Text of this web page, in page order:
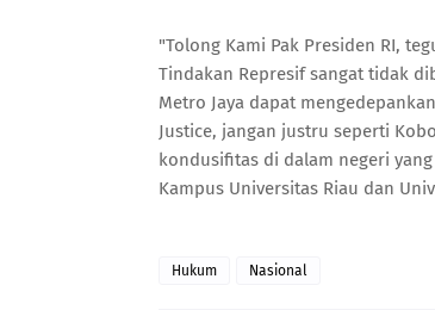
"Tolong Kami Pak Presiden RI,
Tindakan Represif sangat tidak
Metro Jaya dapat
Justice, jangan justru seperti
kondusifitas di dalam negeri
Kampus Universitas Riau dan
Hukum Nasional